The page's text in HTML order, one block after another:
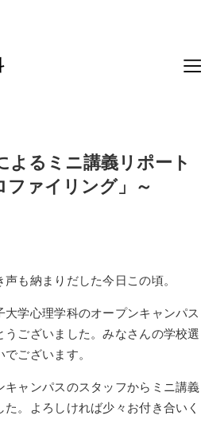
よるミニ講義リポート
ファイリング」～
も納まりだした今日この頃。
学心理学科のオープンキャンパス
うございました。みなさんの学校選
ございます。
ャンパスのスタッフからミニ講義
。よろしければ少々お付き合いく